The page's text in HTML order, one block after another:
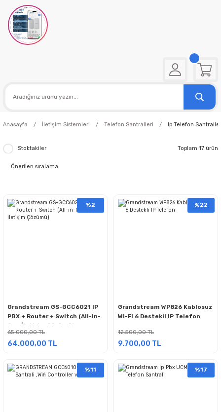
Anasayfa İletişim Sistemleri Telefon Santralleri Ip Telefon
Stoktakiler Toplam 17 ürün
%2
Grandstream GS-GCC6021 IP
PBX + Router + Switch (All-in-
One İletişim Çözümü)
65.000,00 TL
64.000,00 TL
%22
Grandstream WP826 Kablosuz
Wi-Fi 6 Destekli IP Telefon
12.500,00 TL
9.700,00 TL
%11 %17